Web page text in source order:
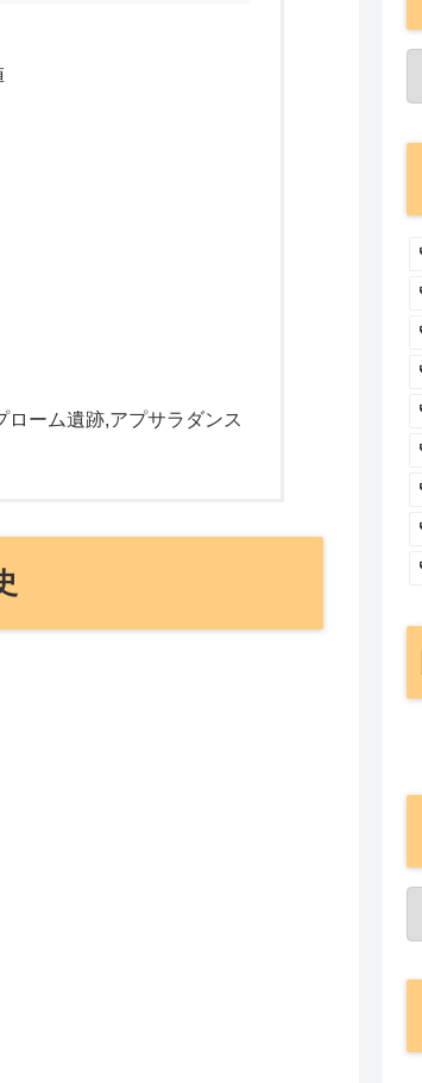
ーム遺跡,アプサラダンス